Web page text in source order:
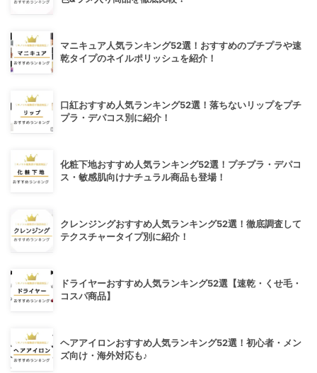
マニキュア人気ランキング52選！おすすめのプチプラや速
乾タイプのネイルポリッシュを紹介！
口紅おすすめ人気ランキング52選！落ちないリップをプチ
プラ・デパコス別に紹介！
化粧下地おすすめ人気ランキング52選！プチプラ・デパコ
ス・敏感肌向けナチュラル商品も登場！
クレンジングおすすめ人気ランキング52選！徹底調査して
テクスチャータイプ別に紹介！
ドライヤーおすすめ人気ランキング52選【速乾・くせ毛・
コスパ商品】
ヘアアイロンおすすめ人気ランキング52選！初心者・メン
ズ向け・海外対応も♪